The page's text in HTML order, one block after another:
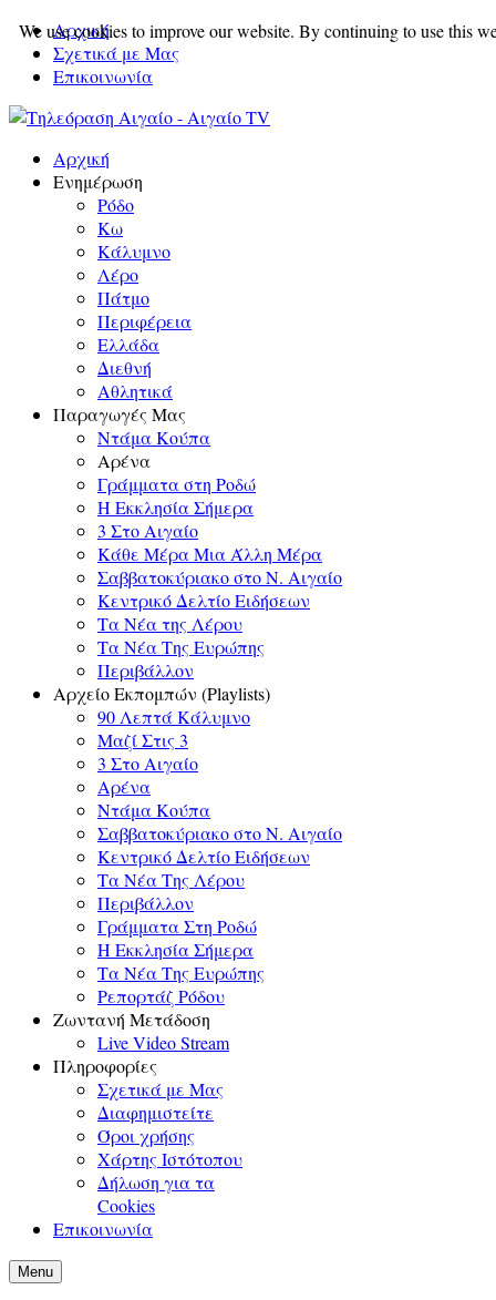
Αρχική
Σχετικά με Μας
Επικοινωνία
Αρχική
Ενημέρωση
Ρόδο
Κω
Κάλυμνο
Λέρο
Πάτμο
Περιφέρεια
Ελλάδα
Διεθνή
Αθλητικά
Παραγωγές Μας
Ντάμα Κούπα
Αρένα
Γράμματα στη Ροδώ
Η Εκκλησία Σήμερα
3 Στο Αιγαίο
Κάθε Μέρα Μια Άλλη Μέρα
Σαββατοκύριακο στο Ν. Αιγαίο
Κεντρικό Δελτίο Ειδήσεων
Τα Νέα της Λέρου
Τα Νέα Της Ευρώπης
Περιβάλλον
Αρχείο Εκπομπών (Playlists)
90 Λεπτά Κάλυμνο
Μαζί Στις 3
3 Στο Αιγαίο
Αρένα
Ντάμα Κούπα
Σαββατοκύριακο στο Ν. Αιγαίο
Κεντρικό Δελτίο Ειδήσεων
Τα Νέα Της Λέρου
Περιβάλλον
Γράμματα Στη Ροδώ
Η Εκκλησία Σήμερα
Τα Νέα Της Ευρώπης
Ρεπορτάζ Ρόδου
Ζωντανή Μετάδοση
Live Video Stream
Πληροφορίες
Σχετικά με Μας
Διαφημιστείτε
Όροι χρήσης
Χάρτης Ιστότοπου
Δήλωση για τα
Cookies
Επικοινωνία
Menu
We use cookies to improve our website. By continuing to use this